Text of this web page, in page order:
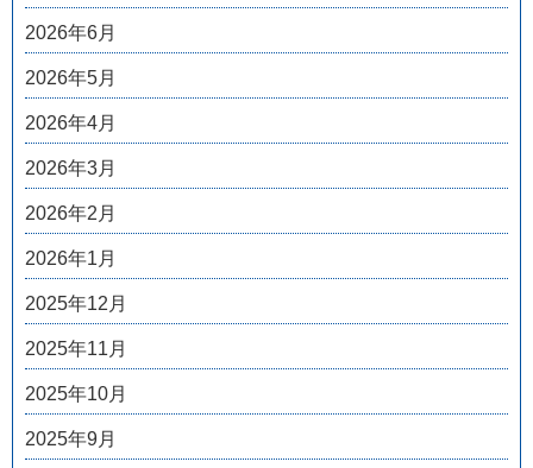
2026年6月
2026年5月
2026年4月
2026年3月
2026年2月
2026年1月
2025年12月
2025年11月
2025年10月
2025年9月